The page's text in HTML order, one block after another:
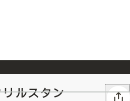
magazine 021 ONE PIECEカード付き同梱版』発売延期のご案内
リルスタン